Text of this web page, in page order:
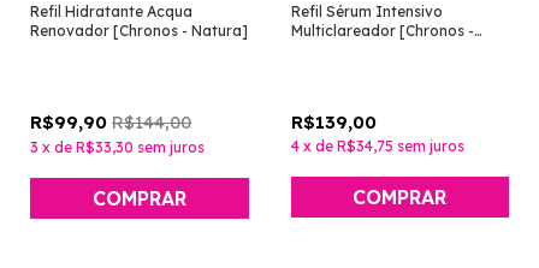
Refil Hidratante Acqua
Renovador [Chronos - Natura]
R$99,90 R$144,00
3 x de R$33,30 sem juros
Refil Sérum Intensivo
Multiclareador [Chronos -
R$139,00
4 x de R$34,75 sem juros